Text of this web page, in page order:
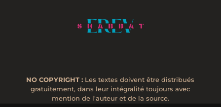
NO COPYRIGHT : Les textes doivent être distribués
gratuitement, dans leur intégralité toujours avec
mention de l'auteur et de la source.